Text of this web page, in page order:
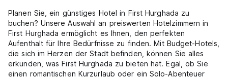
Planen Sie, ein günstiges Hotel in First Hurghada zu
buchen? Unsere Auswahl an preiswerten Hotelzimmern in
First Hurghada ermöglicht es Ihnen, den perfekten
Aufenthalt für Ihre Bedürfnisse zu finden. Mit Budget-Hotels,
die sich im Herzen der Stadt befinden, können Sie alles
erkunden, was First Hurghada zu bieten hat. Egal, ob Sie
einen romantischen Kurzurlaub oder ein Solo-Abenteuer